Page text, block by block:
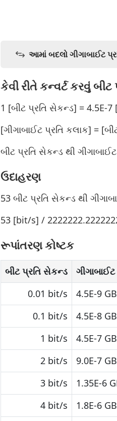
આમાં બદલો ગીગાબાઈટ
કેવી રીતે કન્વર્ટ કરવું
1 [બીટ પ્રતિ સેકન્ડ] = 4.5E-7
[ગીગાબાઈટ પ્રતિ કલાક] =
બીટ પ્રતિ સેકન્ડ થી
ઉદાહરણ
53 બીટ પ્રતિ સેકન્ડ થી
53 [bit/s] /
રૂપાંતરણ કોષ્ટક
બીટ પ્રતિ સેકન્ડ
0.01 bit/s
4.5E-9
0.1 bit/s
4.5E-8
1 bit/s
4.5E-7
2 bit/s
9.0E-7
3 bit/s
1.35E-6
4 bit/s
1.8E-6